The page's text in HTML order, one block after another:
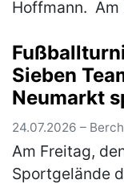
Hoffmann. Am
Mannschaft
bedank…
Sieben
Neumarkt
Azubi-Cup
24.07.2026 –
Am Freitag,
Sportgelände